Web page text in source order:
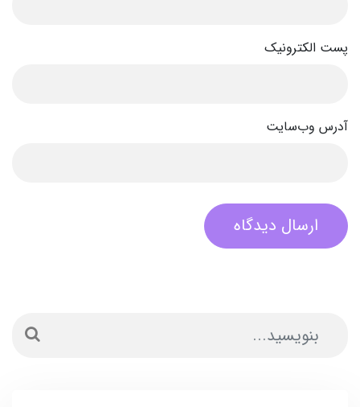
پست الکترونیک
آدرس وب‌سایت
ارسال دیدگاه